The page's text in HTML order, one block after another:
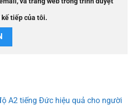
tiếp của tôi.
A2 tiếng Đức hiệu quả cho người